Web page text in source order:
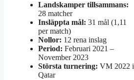
Landskamper tillsammans:
28 matcher
Insläppta mål: 31 mål (1,11
per match)
Nollor: 12 rena inslag
Period: Februari 2021 –
November 2023
Största turnering: VM 2022 i
Qatar